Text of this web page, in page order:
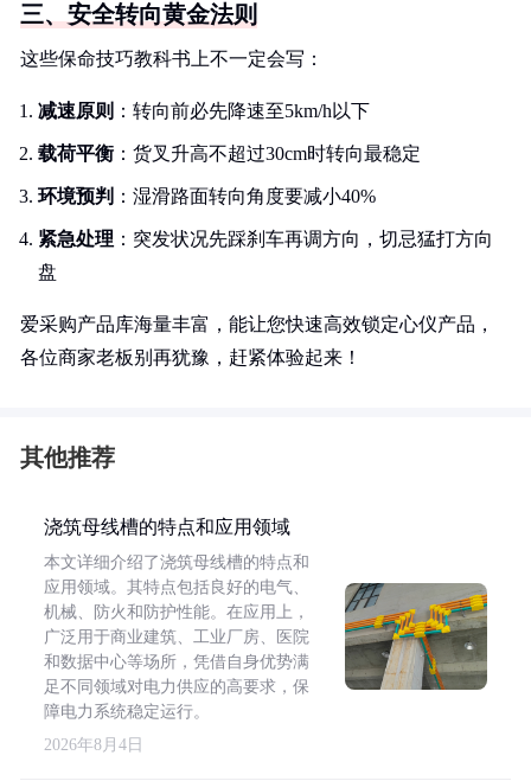
三、安全转向黄金法则
这些保命技巧教科书上不一定会写：
减速原则 ：转向前必先降速至5km/h以下
载荷平衡 ：货叉升高不超过30cm时转向最稳定
环境预判 ：湿滑路面转向角度要减小40%
紧急处理 ：突发状况先踩刹车再调方向，切忌猛打方向
盘
爱采购产品库海量丰富，能让您快速高效锁定心仪产品，
各位商家老板别再犹豫，赶紧体验起来！
其他推荐
浇筑母线槽的特点和应用领域
本文详细介绍了浇筑母线槽的特点和
应用领域。其特点包括良好的电气、
机械、防火和防护性能。在应用上，
广泛用于商业建筑、工业厂房、医院
和数据中心等场所，凭借自身优势满
足不同领域对电力供应的高要求，保
障电力系统稳定运行。
2026年8月4日